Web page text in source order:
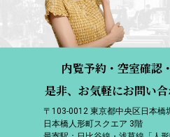
内覧予約・空室確認
是非、お気軽にお問い合
〒103-0012 東京都中央区日本橋
日本橋人形町スクエア 3階